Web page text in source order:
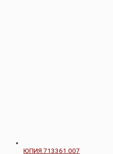
ЮПИЯ.713361.007